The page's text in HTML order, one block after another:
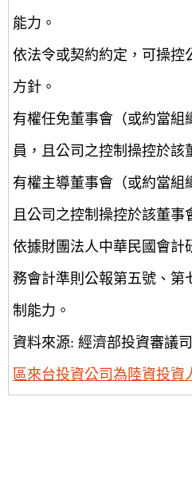
能力。
依法令或契約約定，可操控
方針。
有權任免董事會（或約當組
員，且公司之控制操控於該
有權主導董事會（或約當組
且公司之控制操控於該董事
依據財團法人中華民國會計
務會計準則公報第五號、第
制能力。
資料來源: 經濟部投資審議司
區來台投資公司為陸資投資